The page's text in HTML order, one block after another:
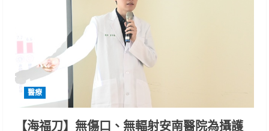
醫療
【海福刀】無傷口、無輻射安南醫院為攝護